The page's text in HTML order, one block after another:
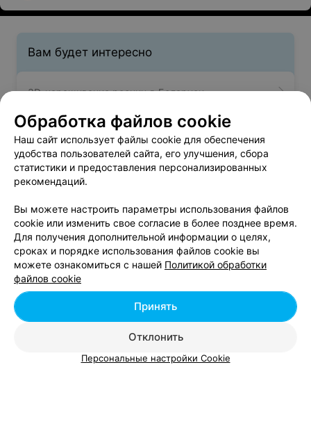
Вам будет интересно
3D-наращивание ресниц в Беларуси
Наращивание уголков ресниц в Беларуси
Снятие нарощенных ресниц в Беларуси
Добавить компанию
Добавить специалиста
Обработка файлов cookie
Наш сайт использует файлы cookie для обеспечения
удобства пользователей сайта, его улучшения, сбора
статистики и предоставления персонализированных
рекомендаций.
Вы можете настроить параметры использования файлов
cookie или изменить свое согласие в более позднее время.
Для получения дополнительной информации о целях,
сроках и порядке использования файлов cookie вы
можете ознакомиться с нашей Политикой обработки
файлов cookie
Отклонить
Принять
Персональные настройки Cookie